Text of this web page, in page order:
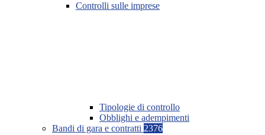
Controlli sulle imprese
Tipologie di controllo
Obblighi e adempimenti
Bandi di gara e contratti 2376